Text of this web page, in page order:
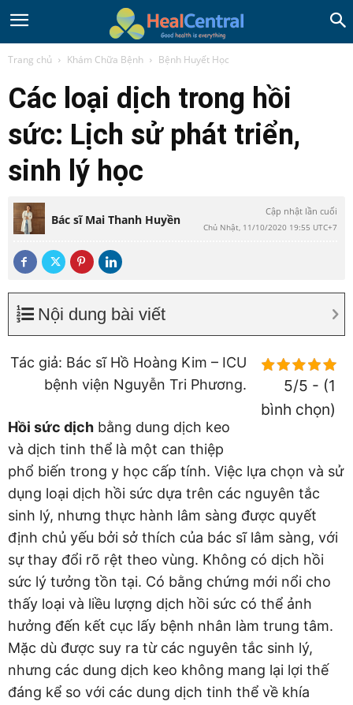
Trang chủ Khám Chữa Bệnh Bệnh Huyết Học
Các loại dịch trong hồi
sức: Lịch sử phát triển,
sinh lý học
Bác sĩ Mai Thanh Huyền
Cập nhật lần cuối
Chủ Nhật, 11/10/2020 19:55 UTC+7
Nội dung bài viết
5/5 - (1
bình chọn)
Tác giả: Bác sĩ Hồ Hoàng Kim – ICU
bệnh viện Nguyễn Tri Phương.
Hồi sức dịch bằng dung dịch keo
và dịch tinh thể là một can thiệp
phổ biến trong y học cấp tính. Việc lựa chọn và sử
dụng loại dịch hồi sức dựa trên các nguyên tắc
sinh lý, nhưng thực hành lâm sàng được quyết
định chủ yếu bởi sở thích của bác sĩ lâm sàng, với
sự thay đổi rõ rệt theo vùng. Không có dịch hồi
sức lý tưởng tồn tại. Có bằng chứng mới nổi cho
thấy loại và liều lượng dịch hồi sức có thể ảnh
hưởng đến kết cục lấy bệnh nhân làm trung tâm.
Mặc dù được suy ra từ các nguyên tắc sinh lý,
nhưng các dung dịch keo không mang lại lợi thế
đáng kể so với các dung dịch tinh thể về khía